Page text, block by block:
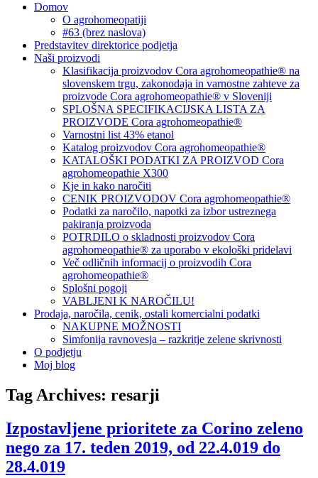
Domov
O agrohomeopatiji
#63 (brez naslova)
Predstavitev direktorice podjetja
Naši proizvodi
Klasifikacija proizvodov Cora agrohomeopathie® na
slovenskem trgu, zakonodaja in varnostne zahteve za
proizvode Cora agrohomeopathie® v Sloveniji
SPLOŠNA SPECIFIKACIJSKA LISTA ZA
PROIZVODE Cora agrohomeopathie®
Varnostni list 43% etanol
Katalog proizvodov Cora agrohomeopathie®
KATALOŠKI PODATKI ZA PROIZVOD Cora
agrohomeopathie X300
Kje in kako naročiti
CENIK PROIZVODOV Cora agrohomeopathie®
Podatki za naročilo, napotki za izbor ustreznega
pakiranja proizvoda
POTRDILO o skladnosti proizvodov Cora
agrohomeopathie® za uporabo v ekološki pridelavi
Več odličnih informacij o proizvodih Cora
agrohomeopathie®
Splošni pogoji
VABLJENI K NAROČILU!
Prodaja, naročila, cenik, ostali komercialni podatki
NAKUPNE MOŽNOSTI
Simfonija ravnovesja – razkritje zelene skrivnosti
O podjetju
Moj blog
Tag Archives: resarji
Izpostavljene prioritete za Corino zeleno
nego za 17. teden 2019, od 22.4.019 do
28.4.019